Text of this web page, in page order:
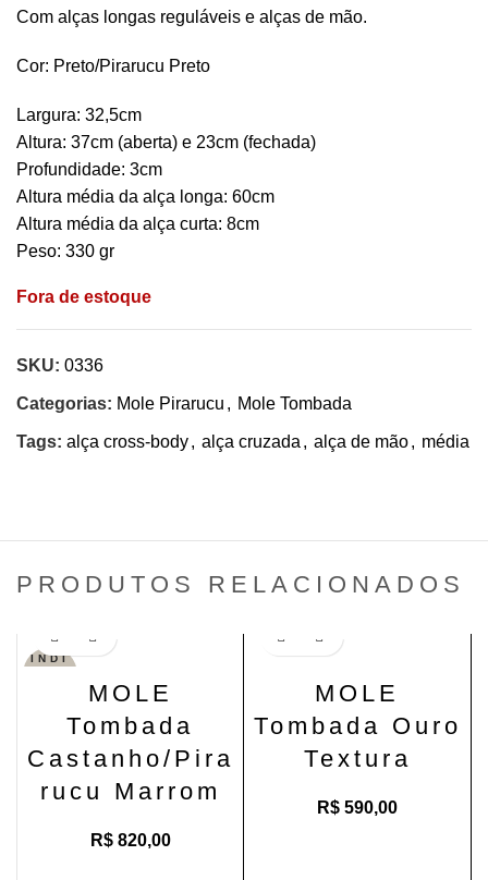
Com alças longas reguláveis e alças de mão.
Cor: Preto/Pirarucu Preto
Largura: 32,5cm
Altura: 37cm (aberta) e 23cm (fechada)
Profundidade: 3cm
Altura média da alça longa: 60cm
Altura média da alça curta: 8cm
Peso: 330 gr
Fora de estoque
SKU: 0336
Categorias: Mole Pirarucu , Mole Tombada
Tags: alça cross-body, alça cruzada , alça de mão, média
PRODUTOS RELACIONADOS
INDI
MOLE
Tombada
Castanho/Pira
rucu Marrom
R$820,00
MOLE
Tombada Ouro
Textura
R$ 590,00